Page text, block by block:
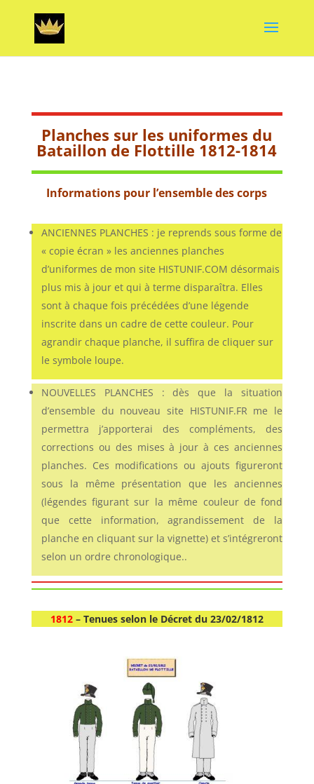
Planches sur les uniformes du
Bataillon de Flottille 1812-1814
Informations pour l’ensemble des corps
ANCIENNES PLANCHES : je reprends sous forme de
« copie écran » les anciennes planches
d’uniformes de mon site HISTUNIF.COM désormais
plus mis à jour et qui à terme disparaîtra. Elles
sont à chaque fois précédées d’une légende
inscrite dans un cadre de cette couleur. Pour
agrandir chaque planche, il suffira de cliquer sur
le symbole loupe.
NOUVELLES PLANCHES : dès que la situation
d’ensemble du nouveau site HISTUNIF.FR me le
permettra j’apporterai des compléments, des
corrections ou des mises à jour à ces anciennes
planches. Ces modifications ou ajouts figureront
sous la même présentation que les anciennes
(légendes figurant sur la même couleur de fond
que cette information, agrandissement de la
planche en cliquant sur la vignette) et s’intégreront
selon un ordre chronologique..
1812 – Tenues selon le Décret du 23/02/1812